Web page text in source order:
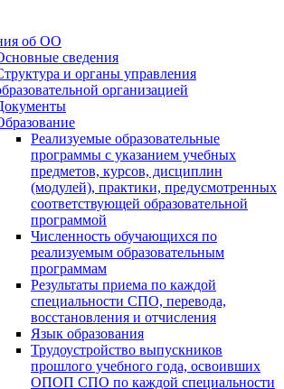
об ОО
сведения
и органы управления
организацией
Реализуемые образовательные
программы с указанием учебных
предметов, курсов, дисциплин
(модулей), практики, предусмотренных
соответствующей образовательной
программой
Численность обучающихся по
реализуемым образовательным
программам
Результаты приема по каждой
специальности СПО, перевода,
восстановления и отчисления
Язык образования
Трудоустройство выпускников
прошлого учебного года, освоивших
ОПОП СПО по каждой специальности